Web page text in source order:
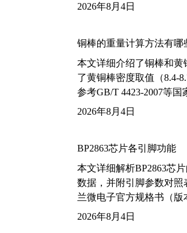
2026年8月4日
铜棒的重量计算方法有哪
本文详细介绍了铜棒和
了黄铜棒密度取值（8.4-
参考GB/T 4423-2007等国
2026年8月4日
BP2863芯片各引脚功能
本文详细解析BP2863芯
数据，并附引脚参数对
兰微电子官方规格书（版
2026年8月4日